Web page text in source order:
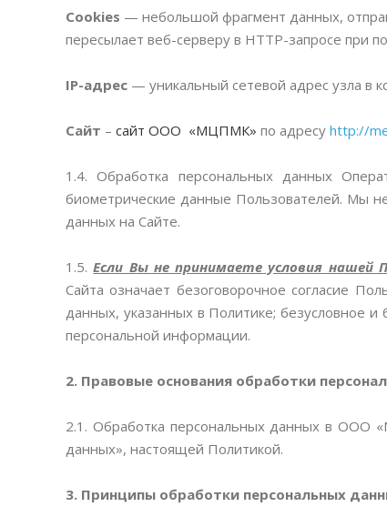
Cookies — небольшой фрагмент данных,
пересылает веб-серверу в HTTP-запросе при
IP-адрес — уникальный сетевой адрес узла в
Сайт – сайт ООО «МЦПМК» по адресу http://
1.4. Обработка персональных данных
биометрические данные Пользователей. Мы
данных на Сайте.
1.5.Если Вы не принимаете условия нашей
Сайта означает безоговорочное согласие
данных, указанных в Политике; безусловное
персональной информации.
2. Правовые основания обработки
2.1. Обработка персональных данных в ООО
данных», настоящей Политикой.
3. Принципы обработки персональных